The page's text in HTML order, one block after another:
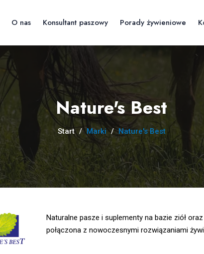
O nas Konsultant paszowy Porady żywieniowe
Nature's Best
Start / Marki / Nature's Best
Naturalne pasze i suplementy na bazie ziół
połączona z nowoczesnymi rozwiązaniami